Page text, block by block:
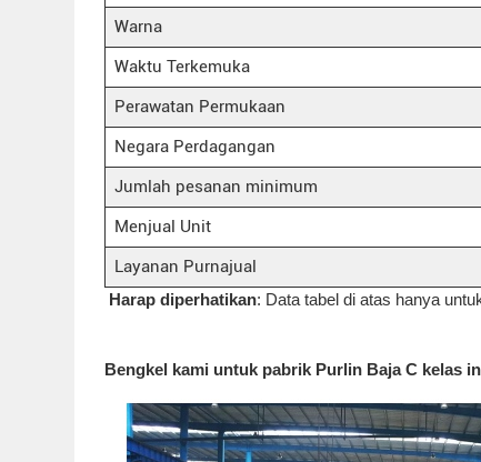
Warna
Waktu Terkemuka
Perawatan Permukaan
Negara Perdagangan
Jumlah pesanan minimum
Menjual Unit
Layanan Purnajual
Harap diperhatikan: Data tabel di atas hanya
Bengkel kami untuk pabrik Purlin Baja C kelas